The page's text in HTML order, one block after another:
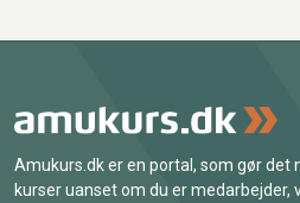
Amukurs.dk er en portal, som gør det
kurser uanset om du er medarbejder,